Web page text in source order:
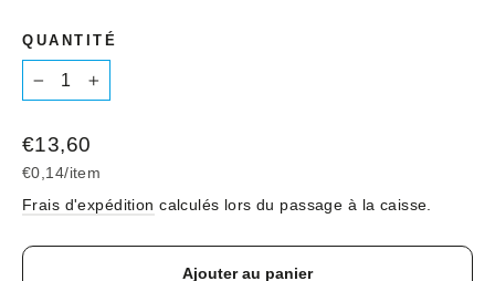
QUANTITÉ
Prix
régulier
€13,60
€0,14/item
Frais d'expédition calculés lors du passage à la caisse.
Ajouter au panier